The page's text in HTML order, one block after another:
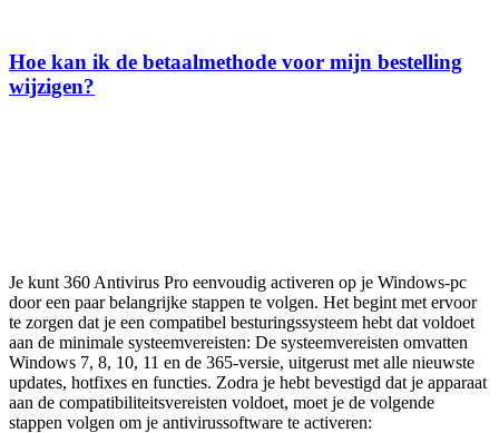
Hoe kan ik de betaalmethode voor mijn bestelling
wijzigen?
Je kunt 360 Antivirus Pro eenvoudig activeren op je Windows-pc
door een paar belangrijke stappen te volgen. Het begint met ervoor
te zorgen dat je een compatibel besturingssysteem hebt dat voldoet
aan de minimale systeemvereisten: De systeemvereisten omvatten
Windows 7, 8, 10, 11 en de 365-versie, uitgerust met alle nieuwste
updates, hotfixes en functies. Zodra je hebt bevestigd dat je apparaat
aan de compatibiliteitsvereisten voldoet, moet je de volgende
stappen volgen om je antivirussoftware te activeren: